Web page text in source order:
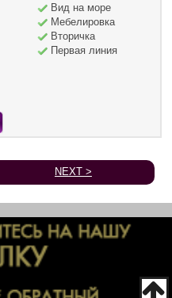
Вид на море
Мебелировка
Вторичка
Первая линия
NEXT >